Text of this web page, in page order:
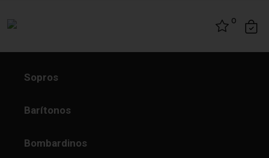
0
Sopros
Barítonos
Bombardinos